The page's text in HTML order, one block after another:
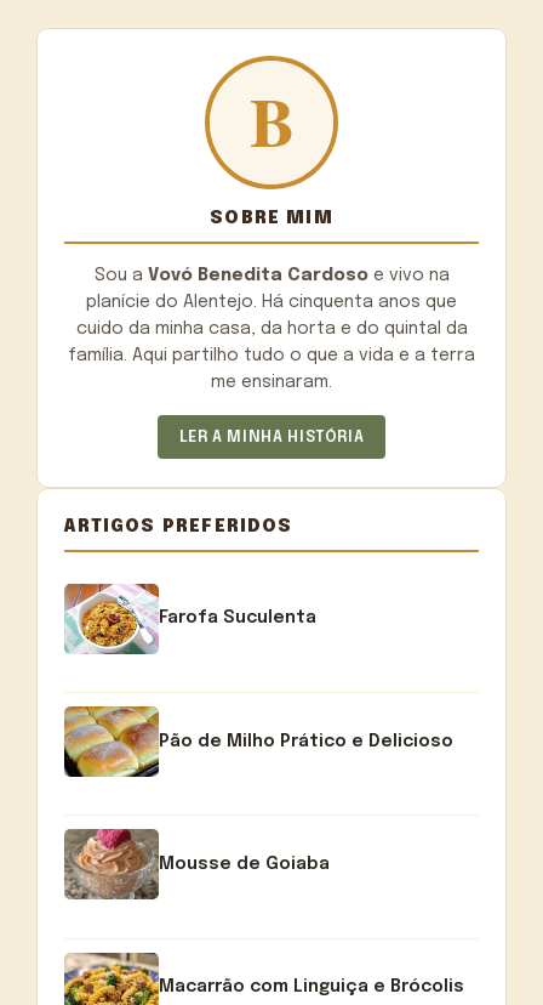
SOBRE MIM
Sou a Vovó Benedita Cardosoe vivo na
planície do Alentejo. Há cinquenta anos que
cuido da minha casa, da horta e do quintal da
família. Aqui partilho tudo o que a vida e a terra
me ensinaram.
LER A MINHA HISTÓRIA
ARTIGOS PREFERIDOS
Farofa Suculenta
Pão de Milho Prático e Delicioso
Mousse de Goiaba
Macarrão com Linguiça e Brócolis